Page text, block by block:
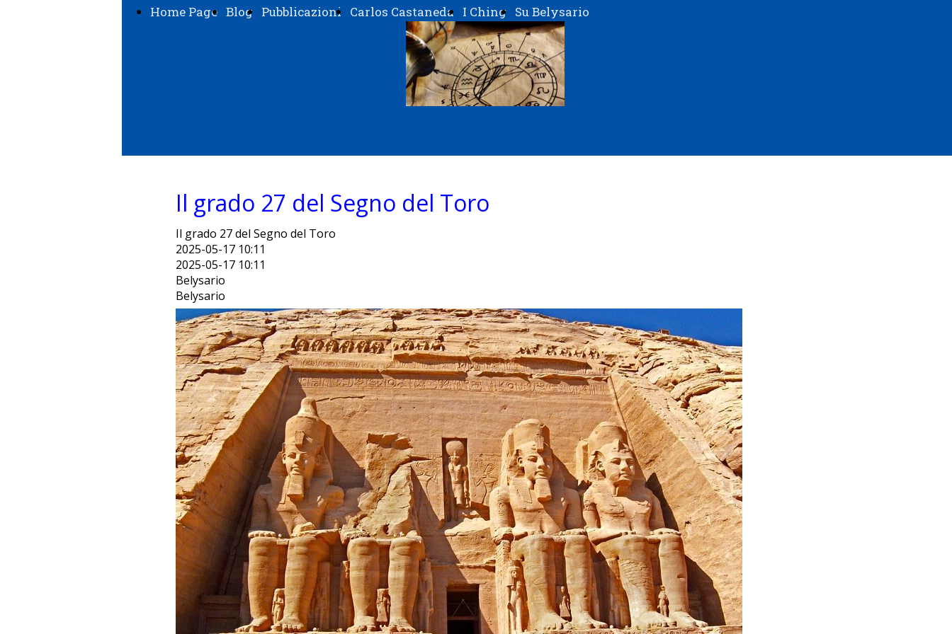
Home Page Blog Pubblicazioni Carlos Castaneda I Ching Su Belysario
Il grado 27 del Segno del Toro
Il grado 27 del Segno del Toro
2025-05-17 10:11
2025-05-17 10:11
Belysario
Belysario